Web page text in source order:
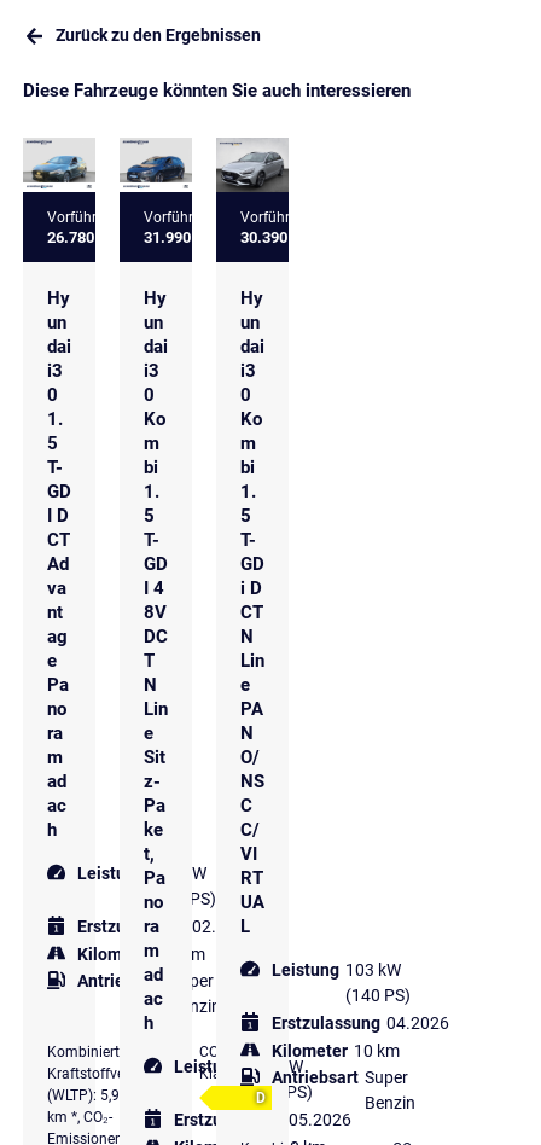
Zurück zu den Ergebnissen
Diese Fahrzeuge könnten Sie auch interessieren
Vorführfahrzeug
26.780 €
Hy
un
dai
i3
0
1.
5
T-
GD
I D
CT
Ad
va
nt
ag
e
Pa
no
ra
m
ad
ac
h
Leistung 103 kW
(140 PS)
Erstzulassung
02.2026
Kilometer
10 km
Antriebsart
Super
Benzin
Kombinierter
Kraftstoffverbrauch
(WLTP): 5,9 l/100
km *, CO₂-
Emissionen komb.
CO₂-
Klasse
D
Vorführfahrzeug
31.990 €
Hy
un
dai
i3
0
Ko
m
bi
1.
5
T-
GD
I 4
8V
DC
T
N
Lin
e
Sit
z-
Pa
ke
t,
Pa
no
ra
m
ad
ac
h
Leistung 103 kW
(140 PS)
Erstzulassung
05.2026
Vorführfahrzeug
30.390 €
Hy
un
dai
i3
0
Ko
m
bi
1.
5
T-
GD
i D
CT
N
Lin
e
PA
N
O/
NS
C
C/
VI
RT
UA
L
Leistung 103 kW
(140 PS)
Erstzulassung 04.2026
Kilometer 10 km
Antriebsart Super
Benzin